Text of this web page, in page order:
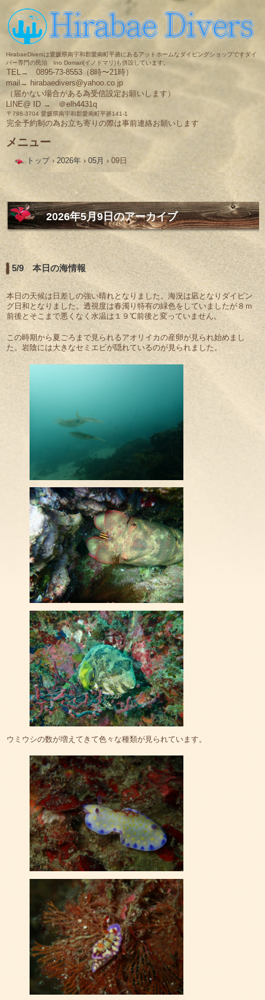
HirabaeDiversは愛媛県南宇和郡愛南町平碆にあるアットホームなダイビングショップですダイ
バー専門の民泊 Ino Domari(イノドマリ)も併設しています。
TEL→ 0895-73-8553（8時〜21時）
mail→ hirabaedivers@yahoo.co.jp
（届かない場合がある為受信設定お願いします）
LINE@ ID → ＠elh4431q
〒798-3704 愛媛県南宇和郡愛南町平碆141-1
完全予約制の為お立ち寄りの際は事前連絡お願いします
メニュー
へ
ス
キ
ッ
プ
トップ › 2026年 › 05月 › 09日
2026年5月9日のアーカイブ
5/9 本日の海情報
本日の天候は日差しの強い晴れとなりました。海況は凪となりダイビン
グ日和となりました。透視度は春濁り特有の緑色をしていましたが８ｍ
前後とそこまで悪くなく水温は１９℃前後と変っていません。
この時期から夏ごろまで見られるアオリイカの産卵が見られ始めまし
た。岩陰には大きなセミエビが隠れているのが見られました。
ウミウシの数が増えてきて色々な種類が見られています。